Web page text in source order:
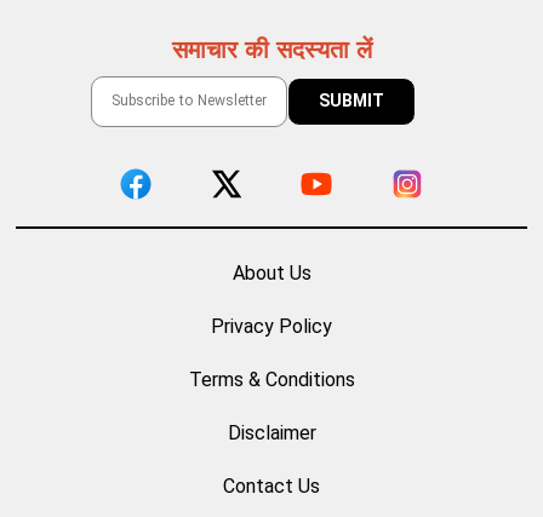
समाचार की सदस्यता लें
About Us
Privacy Policy
Terms & Conditions
Disclaimer
Contact Us